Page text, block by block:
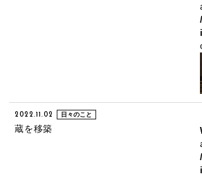
2022.11.02 日々のこと
蔵を移築